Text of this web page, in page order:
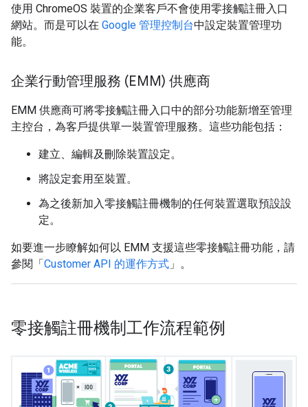
使用 ChromeOS 裝置的企業客戶不會使用零接觸註冊入口
網站。而是可以在 Google 管理控制台中設定裝置管理功
能。
企業行動管理服務 (EMM) 供應商
EMM 供應商可將零接觸註冊入口中的部分功能新增至管理
主控台，為客戶提供單一裝置管理服務。這些功能包括：
建立、編輯及刪除裝置設定。
將設定套用至裝置。
為之後新加入零接觸註冊機制的任何裝置選取預設設
定。
如要進一步瞭解如何以 EMM 支援這些零接觸註冊功能，請
參閱「Customer API 的運作方式 」。
零接觸註冊機制工作流程範例